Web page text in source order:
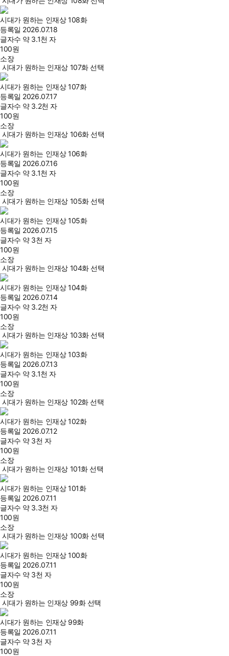
시대가 원하는 인재상 108화
등록일 2026.07.18
글자수 약 3.1천 자
100원
소장
시대가 원하는 인재상 107화 선택
시대가 원하는 인재상 107화
등록일 2026.07.17
글자수 약 3.2천 자
100원
소장
시대가 원하는 인재상 106화 선택
시대가 원하는 인재상 106화
등록일 2026.07.16
글자수 약 3.1천 자
100원
소장
시대가 원하는 인재상 105화 선택
시대가 원하는 인재상 105화
등록일 2026.07.15
글자수 약 3천 자
100원
소장
시대가 원하는 인재상 104화 선택
시대가 원하는 인재상 104화
등록일 2026.07.14
글자수 약 3.2천 자
100원
소장
시대가 원하는 인재상 103화 선택
시대가 원하는 인재상 103화
등록일 2026.07.13
글자수 약 3.1천 자
100원
소장
시대가 원하는 인재상 102화 선택
시대가 원하는 인재상 102화
등록일 2026.07.12
글자수 약 3천 자
100원
소장
시대가 원하는 인재상 101화 선택
시대가 원하는 인재상 101화
등록일 2026.07.11
글자수 약 3.3천 자
100원
소장
시대가 원하는 인재상 100화 선택
시대가 원하는 인재상 100화
등록일 2026.07.11
글자수 약 3천 자
100원
소장
시대가 원하는 인재상 99화 선택
시대가 원하는 인재상 99화
등록일 2026.07.11
글자수 약 3천 자
100원